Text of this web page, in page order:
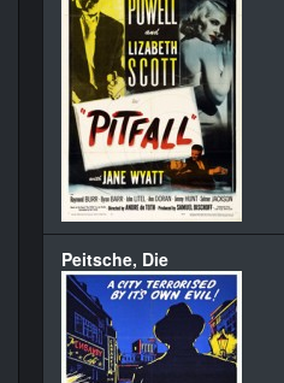
Peitsche, Die